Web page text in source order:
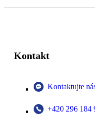
Kontakt
Kontaktujte
+420 296 184